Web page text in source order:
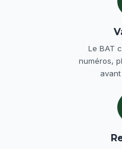
Le BAT
numéros,